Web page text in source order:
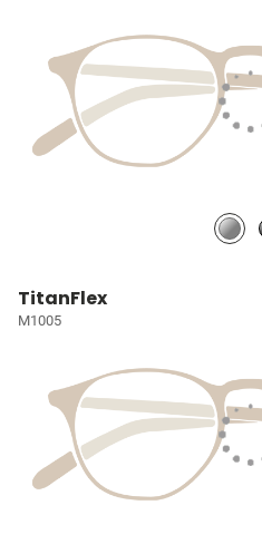
TitanFlex
M1005